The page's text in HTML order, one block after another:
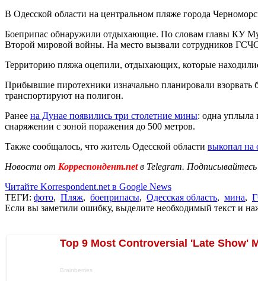
В Одесской области на центральном пляже города
Боеприпас обнаружили отдыхающие. По словам главы КУ
Второй мировой войны. На место вызвали сотрудников
Территорию пляжа оцепили, отдыхающих, которые
Прибывшие пиротехники изначально планировали
транспортируют на полигон.
Ранее на Дунае появились три столетние мины: одна уплыла
снаряжении с зоной поражения до 500 метров.
Также сообщалось, что житель Одесской области выкопал на
Новости от Корреспондент.netв Telegram.
Читайте Korrespondent.net в Google News
ТЕГИ: фото, Пляж, боеприпасы, Одесская область, мина,
Если вы заметили ошибку, выделите необходимый текст и